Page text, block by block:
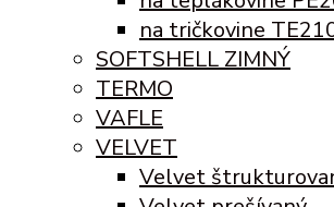
na tričkovine
SOFTSHELL ZIMNÝ
TERMO
VAFLE
VELVET
Velvet